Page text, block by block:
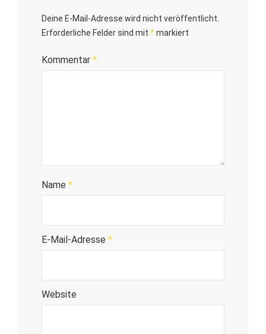
Deine E-Mail-Adresse wird nicht veröffentlicht.
Erforderliche Felder sind mit *markiert
Kommentar *
Name *
E-Mail-Adresse *
Website